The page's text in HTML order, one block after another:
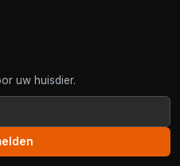
uw huisdier.